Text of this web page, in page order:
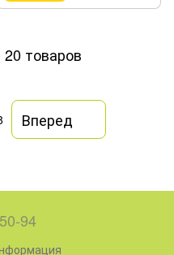
товаров
Вперед
94